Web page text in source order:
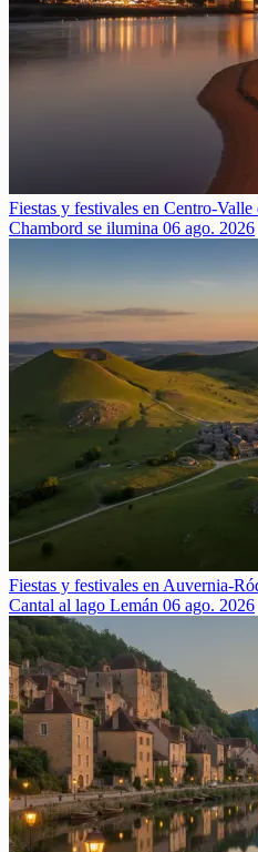
Fiestas y festivales en Centro-
Chambord se ilumina 06 ago. 2026
Fiestas y festivales en Auvernia-
Cantal al lago Lemán 06 ago. 2026